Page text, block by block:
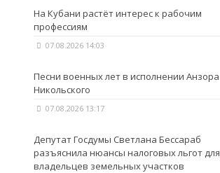
На Кубани растёт интерес к рабочим
профессиям
07.08.2026 14:03
Песни военных лет в исполнении Анзора
Никольского
07.08.2026 13:17
Депутат Госдумы Светлана Бессараб
разъяснила нюансы налоговых льгот для
владельцев земельных участков